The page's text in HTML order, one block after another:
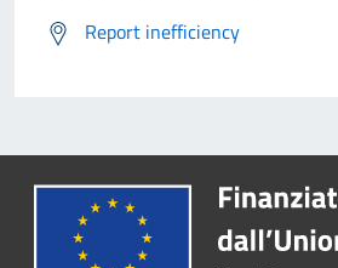
Report inefficiency